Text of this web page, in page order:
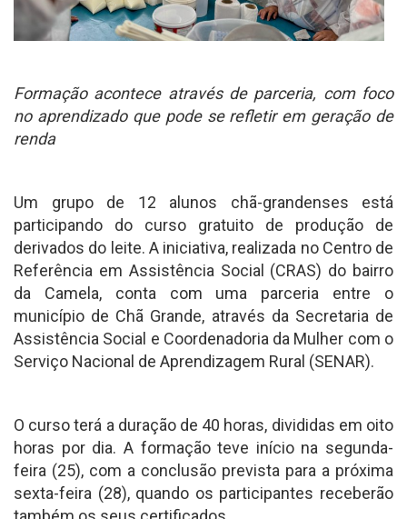
Formação acontece através de parceria, com foco
no aprendizado que pode se refletir em geração de
renda
Um grupo de 12 alunos chã-grandenses está
participando do curso gratuito de produção de
derivados do leite. A iniciativa, realizada no Centro de
Referência em Assistência Social (CRAS) do bairro
da Camela, conta com uma parceria entre o
município de Chã Grande, através da Secretaria de
Assistência Social e Coordenadoria da Mulher com o
Serviço Nacional de Aprendizagem Rural (SENAR).
O curso terá a duração de 40 horas, divididas em oito
horas por dia. A formação teve início na segunda-
feira (25), com a conclusão prevista para a próxima
sexta-feira (28), quando os participantes receberão